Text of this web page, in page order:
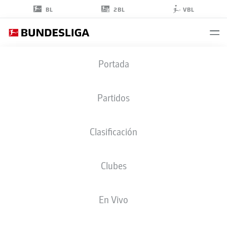
BL 2BL VBL
Portada
Partidos
Clasificación
Clubes
En Vivo